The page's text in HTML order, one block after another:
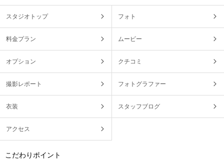
スタジオトップ フォト
料金プラン ムービー
オプション クチコミ
撮影レポート フォトグラファー
衣装 スタッフブログ
アクセス
こだわりポイント